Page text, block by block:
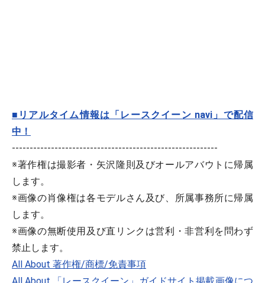
■リアルタイム情報は「レースクイーン navi」で配信
中！
----------------------------------------------------------
※著作権は撮影者・矢沢隆則及びオールアバウトに帰属
します。
※画像の肖像権は各モデルさん及び、所属事務所に帰属
します。
※画像の無断使用及び直リンクは営利・非営利を問わず
禁止します。
All About 著作権/商標/免責事項